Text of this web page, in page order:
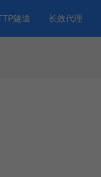
隧道 长效代理